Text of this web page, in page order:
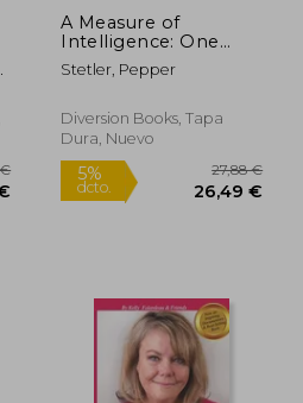
5%
dcto.
A Measure of
Intelligence: One
Mother's Reckoning
with the IQ Test (en
Stetler, Pepper
Diversion Books, Tapa
Dura, Nuevo